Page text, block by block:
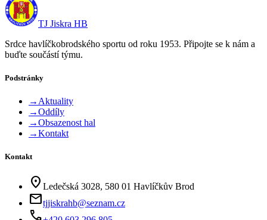
TJ Jiskra HB
Srdce havlíčkobrodského sportu od roku 1953. Připojte se k nám a
buďte součástí týmu.
Podstránky
→ Aktuality
→Oddíly
→Obsazenost hal
→Kontakt
Kontakt
location_on Ledečská 3028, 580 01 Havlíčkův Brod
mailtjjiskrahb@seznam.cz
phone